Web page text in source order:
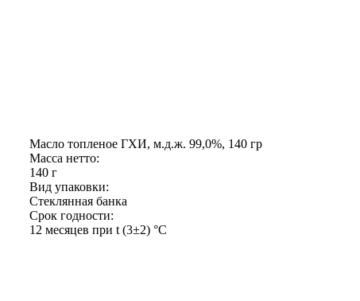
Масло топленое ГХИ, м.д.ж. 99,0%, 140 гр
Масса нетто:
140 г
Вид упаковки:
Стеклянная банка
Срок годности:
12 месяцев при t (3±2) °С